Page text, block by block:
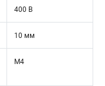
400 В
10 мм
М4